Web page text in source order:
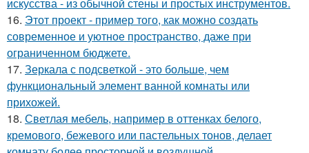
16. Этот проект - пример того, как можно создать
современное и уютное пространство, даже при
ограниченном бюджете.
17. Зеркала с подсветкой - это больше, чем
функциональный элемент ванной комнаты или
прихожей.
18. Светлая мебель, например в оттенках белого,
кремового, бежевого или пастельных тонов, делает